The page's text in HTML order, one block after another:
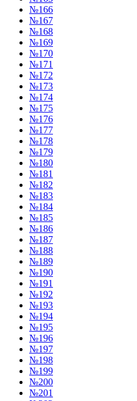
№166
№167
№168
№169
№170
№171
№172
№173
№174
№175
№176
№177
№178
№179
№180
№181
№182
№183
№184
№185
№186
№187
№188
№189
№190
№191
№192
№193
№194
№195
№196
№197
№198
№199
№200
№201